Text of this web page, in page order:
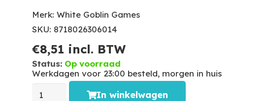
Merk: White Goblin Games
SKU: 8718026306014
€8,51 incl. BTW
Status: Op voorraad
Werkdagen voor 23:00 besteld, morgen in huis
In winkelwagen